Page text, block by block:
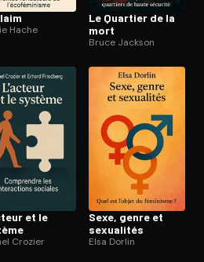
Hache
Le Quartier de la
mort
Bruce Jackson
et le
Crozier
Sexe, genre et
sexualités
Elsa Dorlin